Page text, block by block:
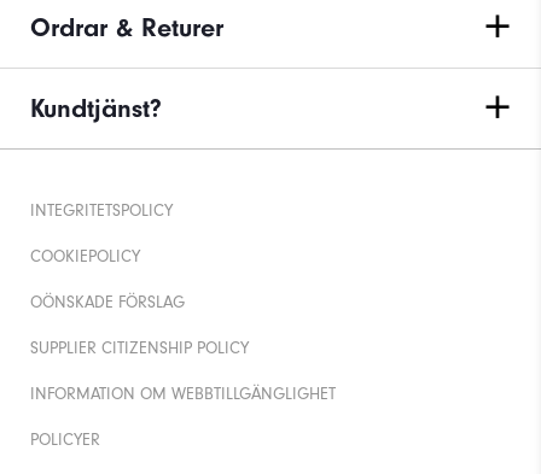
Ordrar & Returer
Kundtjänst?
INTEGRITETSPOLICY
COOKIEPOLICY
OÖNSKADE FÖRSLAG
SUPPLIER CITIZENSHIP POLICY
INFORMATION OM WEBBTILLGÄNGLIGHET
POLICYER